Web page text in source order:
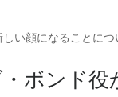
い顔になることに
ボンド役